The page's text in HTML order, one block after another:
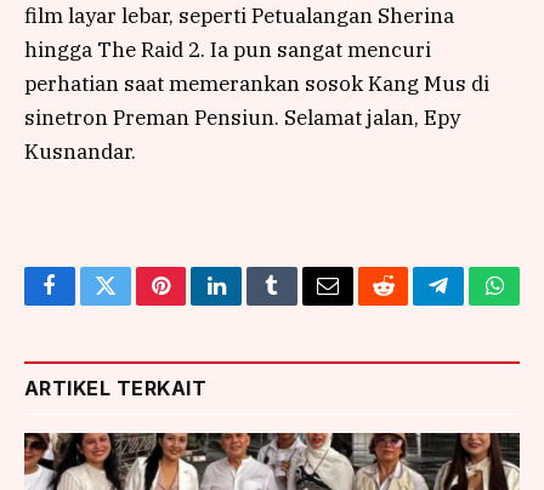
film layar lebar, seperti Petualangan Sherina
hingga The Raid 2. Ia pun sangat mencuri
perhatian saat memerankan sosok Kang Mus di
sinetron Preman Pensiun. Selamat jalan, Epy
Kusnandar.
FacebookTwitterPinterestLinkedInTumblrEmailRedditTelegram
ARTIKEL TERKAIT